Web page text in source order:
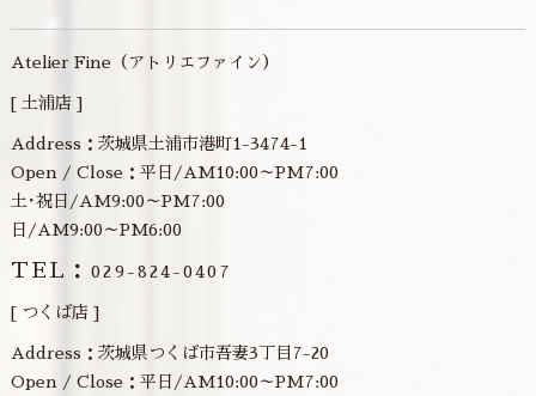
Atelier Fine（アトリエファイン）
[ 土浦店 ]
Address：茨城県土浦市港町1-3474-1
Open / Close：平日/AM10:00～PM7:00
土･祝日/AM9:00～PM7:00
日/AM9:00～PM6:00
TEL：029-824-0407
[ つくば店 ]
Address：茨城県つくば市吾妻3丁目7-20
Open / Close：平日/AM10:00～PM7:00